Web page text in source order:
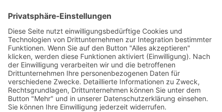
Geschäftsmodelle
›Vorstandswechsel Westenergie: Böddeling übernimmt
befristet
›Wasserstoff-Hochlauf: Dialog, Infrastruktur und
konkrete Schritte
›Solaranlage Regenbogenfarben: FC St. Pauli und
LichtBlick installieren erste weltweite Anlage